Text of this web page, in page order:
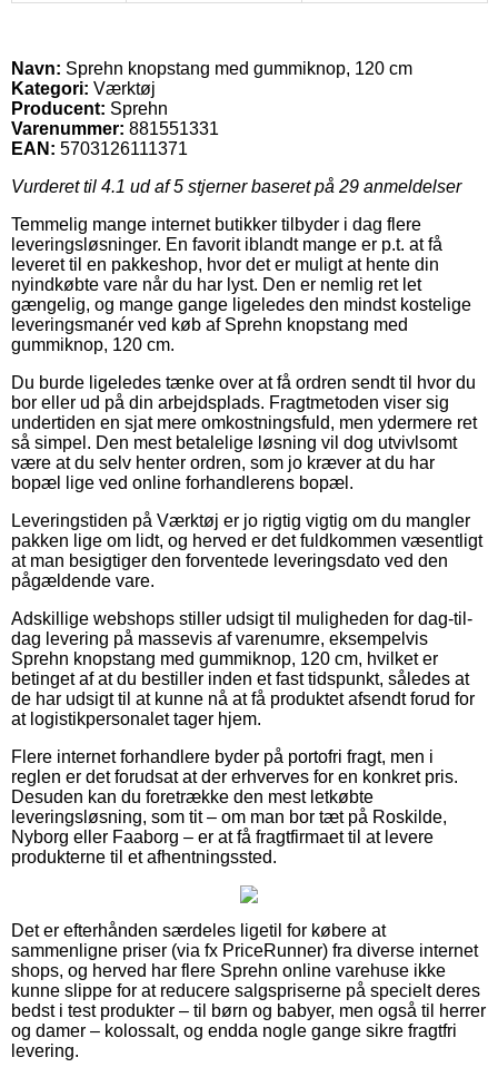
Navn: Sprehn knopstang med gummiknop, 120 cm
Kategori: Værktøj
Producent: Sprehn
Varenummer: 881551331
EAN: 5703126111371
Vurderet til 4.1 ud af 5 stjerner baseret på 29 anmeldelser
Temmelig mange internet butikker tilbyder i dag flere
leveringsløsninger. En favorit iblandt mange er p.t. at få
leveret til en pakkeshop, hvor det er muligt at hente din
nyindkøbte vare når du har lyst. Den er nemlig ret let
gængelig, og mange gange ligeledes den mindst kostelige
leveringsmanér ved køb af Sprehn knopstang med
gummiknop, 120 cm.
Du burde ligeledes tænke over at få ordren sendt til hvor du
bor eller ud på din arbejdsplads. Fragtmetoden viser sig
undertiden en sjat mere omkostningsfuld, men ydermere ret
så simpel. Den mest betalelige løsning vil dog utvivlsomt
være at du selv henter ordren, som jo kræver at du har
bopæl lige ved online forhandlerens bopæl.
Leveringstiden på Værktøj er jo rigtig vigtig om du mangler
pakken lige om lidt, og herved er det fuldkommen væsentligt
at man besigtiger den forventede leveringsdato ved den
pågældende vare.
Adskillige webshops stiller udsigt til muligheden for dag-til-
dag levering på massevis af varenumre, eksempelvis
Sprehn knopstang med gummiknop, 120 cm, hvilket er
betinget af at du bestiller inden et fast tidspunkt, således at
de har udsigt til at kunne nå at få produktet afsendt forud for
at logistikpersonalet tager hjem.
Flere internet forhandlere byder på portofri fragt, men i
reglen er det forudsat at der erhverves for en konkret pris.
Desuden kan du foretrække den mest letkøbte
leveringsløsning, som tit – om man bor tæt på Roskilde,
Nyborg eller Faaborg – er at få fragtfirmaet til at levere
produkterne til et afhentningssted.
Det er efterhånden særdeles ligetil for købere at
sammenligne priser (via fx PriceRunner) fra diverse internet
shops, og herved har flere Sprehn online varehuse ikke
kunne slippe for at reducere salgspriserne på specielt deres
bedst i test produkter – til børn og babyer, men også til herrer
og damer – kolossalt, og endda nogle gange sikre fragtfri
levering.